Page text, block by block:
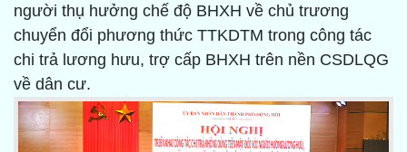
người thụ hưởng chế độ BHXH về chủ trương
chuyển đổi phương thức TTKDTM trong công tác
chi trả lương hưu, trợ cấp BHXH trên nền CSDLQG
về dân cư.